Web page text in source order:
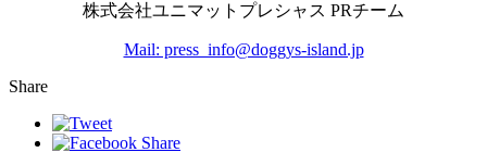
株式会社ユニマットプレシャス PRチーム
Mail: press_info@doggys-island.jp
Share